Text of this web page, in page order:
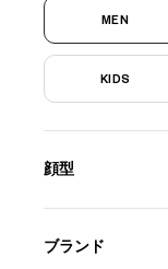
MEN
KIDS
顔型
ブランド